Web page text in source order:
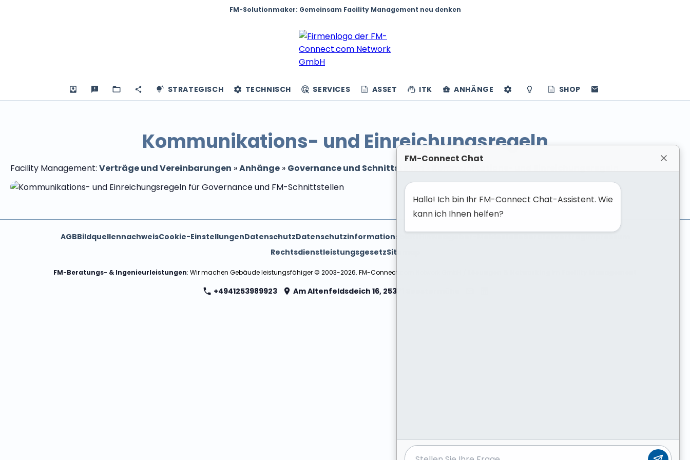
FM-Connect Chat
Hallo! Ich bin Ihr FM-Connect Chat-Assistent. Wie
kann ich Ihnen helfen?
FM-Solutionmaker: Gemeinsam Facility Management neu denken
STRATEGISCH TECHNISCH SERVICES ASSET ITK ANHÄNGE SHOP
Kommunikations- und Einreichungsregeln
Facility Management: Verträge und Vereinbarungen »Anhänge » Governance und Schnittstellen»Kommunikations- und Einreichungsregeln
AGBBildquellennachweisCookie-EinstellungenDatenschutzDatenschutzinformationsblatt
RechtsdienstleistungsgesetzSitemap
FM-Beratungs- & Ingenieurleistungen: Wir machen Gebäude leistungsfähiger © 2003-2026. FM-Connect.com Network GmbH /
+4941253989923 Am Altenfeldsdeich 16, 25371 Seestermühe